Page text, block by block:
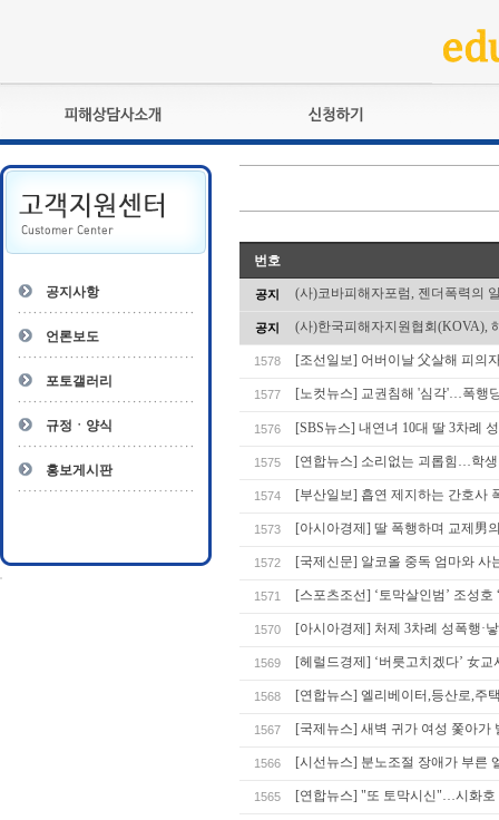
피해상담사란?
자격관리규정
상담사 자격증 확인
- 피해상담사 1급
- 전문수련감독자
- 전문수련기관
교육훈련
자격심사
자격복원
공지사항
언론보도
포토갤러리
규정ㆍ양식
홍보게시판
번호
공지 (사)코바피해자포럼, 젠더폭력의
공지 (사)한국피해자지원협회(KOVA),
1578 [조선일보] 어버이날 父살해 피의
1577 [노컷뉴스] 교권침해 '심각'…폭행
1576 [SBS뉴스] 내연녀 10대 딸 3차례
1575 [연합뉴스] 소리없는 괴롭힘…학
1574 [부산일보] 흡연 제지하는 간호사
1573 [아시아경제] 딸 폭행하며 교제男
1572 [국제신문] 알코올 중독 엄마와
1571 [스포츠조선] ‘토막살인범’ 조성
1570 [아시아경제] 처제 3차례 성폭행·
1569 [헤럴드경제] ‘버릇고치겠다’ 女
1568 [연합뉴스] 엘리베이터,등산로,
1567 [국제뉴스] 새벽 귀가 여성 쫓아가
1566 [시선뉴스] 분노조절 장애가 부른
1565 [연합뉴스] "또 토막시신"…시화